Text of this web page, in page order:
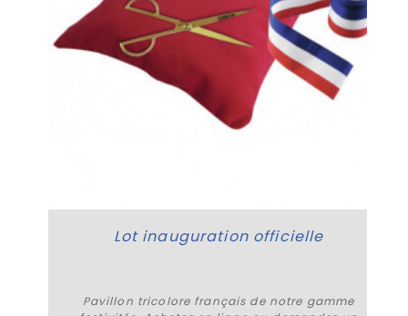
Lot inauguration officielle
Pavillon tricolore français de notre gamme